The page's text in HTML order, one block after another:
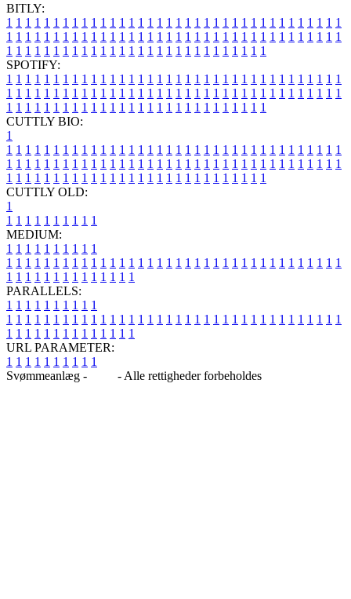
BITLY:
1 1 1 1 1 1 1 1 1 1 1 1 1 1 1 1 1 1 1 1 1 1 1 1 1 1 1 1 1 1 1 1 1 1 1 1
1 1 1 1 1 1 1 1 1 1 1 1 1 1 1 1 1 1 1 1 1 1 1 1 1 1 1 1 1 1 1 1 1 1 1 1
1 1 1 1 1 1 1 1 1 1 1 1 1 1 1 1 1 1 1 1 1 1 1 1 1 1 1 1
SPOTIFY:
1 1 1 1 1 1 1 1 1 1 1 1 1 1 1 1 1 1 1 1 1 1 1 1 1 1 1 1 1 1 1 1 1 1 1 1
1 1 1 1 1 1 1 1 1 1 1 1 1 1 1 1 1 1 1 1 1 1 1 1 1 1 1 1 1 1 1 1 1 1 1 1
1 1 1 1 1 1 1 1 1 1 1 1 1 1 1 1 1 1 1 1 1 1 1 1 1 1 1 1
CUTTLY BIO:
1
1 1 1 1 1 1 1 1 1 1 1 1 1 1 1 1 1 1 1 1 1 1 1 1 1 1 1 1 1 1 1 1 1 1 1 1
1 1 1 1 1 1 1 1 1 1 1 1 1 1 1 1 1 1 1 1 1 1 1 1 1 1 1 1 1 1 1 1 1 1 1 1
1 1 1 1 1 1 1 1 1 1 1 1 1 1 1 1 1 1 1 1 1 1 1 1 1 1 1 1
CUTTLY OLD:
1
1 1 1 1 1 1 1 1 1 1
MEDIUM:
1 1 1 1 1 1 1 1 1 1
1 1 1 1 1 1 1 1 1 1 1 1 1 1 1 1 1 1 1 1 1 1 1 1 1 1 1 1 1 1 1 1 1 1 1 1
1 1 1 1 1 1 1 1 1 1 1 1 1 1
PARALLELS:
1 1 1 1 1 1 1 1 1 1
1 1 1 1 1 1 1 1 1 1 1 1 1 1 1 1 1 1 1 1 1 1 1 1 1 1 1 1 1 1 1 1 1 1 1 1
1 1 1 1 1 1 1 1 1 1 1 1 1 1
URL PARAMETER:
1 1 1 1 1 1 1 1 1 1
Svømmeanlæg -
- Alle rettigheder forbeholdes